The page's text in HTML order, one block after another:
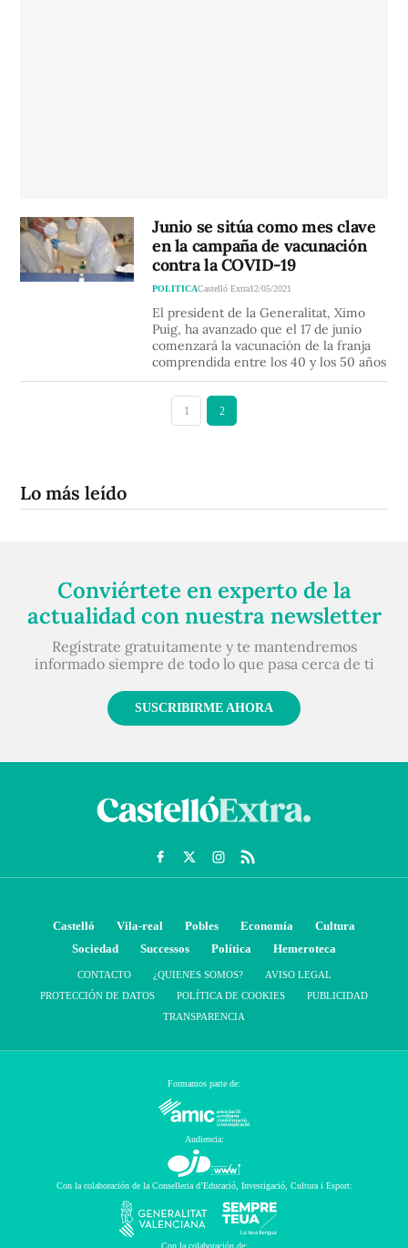
Junio se sitúa como mes clave
en la campaña de vacunación
contra la COVID-19
POLITICACastelló Extra12/05/2021
El president de la Generalitat, Ximo
Puig, ha avanzado que el 17 de junio
comenzará la vacunación de la franja
comprendida entre los 40 y los 50 años
1 2
Lo más leído
Conviértete en experto de la
actualidad con nuestra newsletter
Regístrate gratuitamente y te mantendremos
informado siempre de todo lo que pasa cerca de ti
SUSCRIBIRME AHORA
Castelló Vila-real Pobles Economía
Cultura
Sociedad
Successos Política Hemeroteca
CONTACTO ¿QUIENES SOMOS?
AVISO LEGAL
PROTECCIÓN DE DATOS
POLÍTICA DE COOKIES
PUBLICIDAD
TRANSPARENCIA
Formamos parte de:
Audiencia:
Con la colaboración de la Conselleria d’Educació, Investigació, Cultura i Esport:
Con la colaboración de: